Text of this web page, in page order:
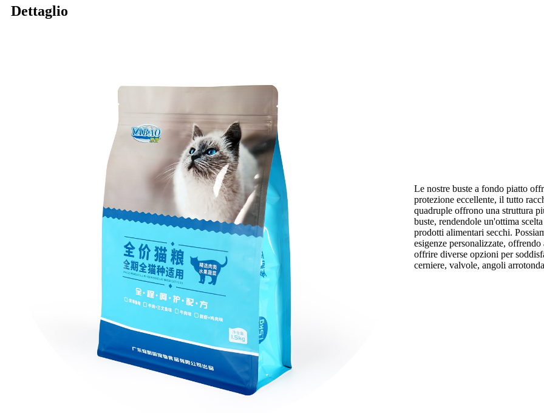
Dettaglio
Le nostre buste a fondo piatto
protezione eccellente, il tutto
quadruple offrono una struttura
buste, rendendole un'ottima
prodotti alimentari secchi.
esigenze personalizzate,
offrire diverse opzioni per
cerniere, valvole, angoli